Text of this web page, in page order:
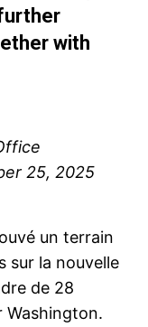
with
25, 2025
un terrain
sur la nouvelle
de 28
Washington.